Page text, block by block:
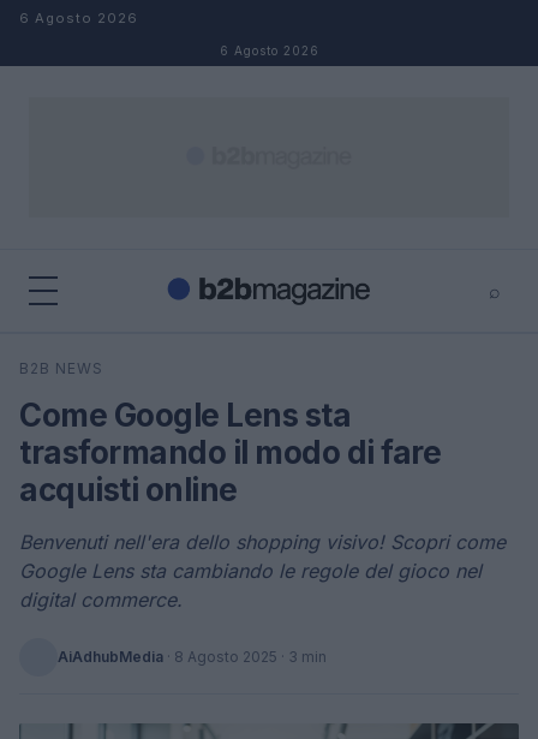
Salta al contenuto
6 Agosto 2026
6 Agosto 2026
⌕
Cerca
B2B NEWS
Come Google Lens sta
trasformando il modo di fare
acquisti online
Benvenuti nell'era dello shopping visivo! Scopri come
Google Lens sta cambiando le regole del gioco nel
digital commerce.
AiAdhubMedia · 8 Agosto 2025 · 3 min